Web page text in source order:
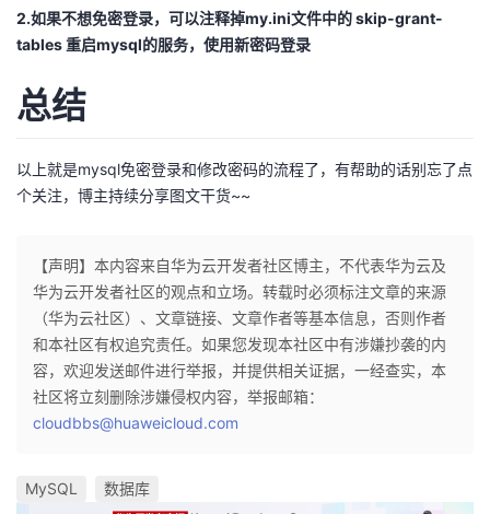
2.如果不想免密登录，可以注释掉my.ini文件中的 skip-grant-
tables 重启mysql的服务，使用新密码登录
总结
以上就是mysql免密登录和修改密码的流程了，有帮助的话别忘了点
个关注，博主持续分享图文干货~~
【声明】本内容来自华为云开发者社区博主，不代表华为云及
华为云开发者社区的观点和立场。转载时必须标注文章的来源
（华为云社区）、文章链接、文章作者等基本信息，否则作者
和本社区有权追究责任。如果您发现本社区中有涉嫌抄袭的内
容，欢迎发送邮件进行举报，并提供相关证据，一经查实，本
社区将立刻删除涉嫌侵权内容，举报邮箱：
cloudbbs@huaweicloud.com
MySQL 数据库